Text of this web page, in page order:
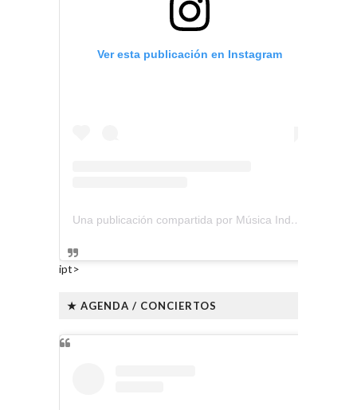
Ver esta publicación en Instagram
Una publicación compartida por Música Independiente Perú 🇵🇪 (@musica.independiente.peru)
ipt>
★ AGENDA / CONCIERTOS